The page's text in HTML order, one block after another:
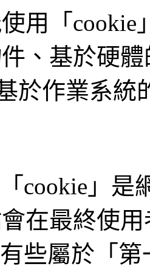
用「
、基於硬
於作業系統
cookie」
在最終使
些屬於「